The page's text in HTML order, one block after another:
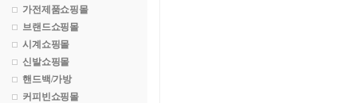
가전제품쇼핑몰
브랜드쇼핑몰
시계쇼핑몰
신발쇼핑몰
핸드백/가방
커피빈쇼핑몰